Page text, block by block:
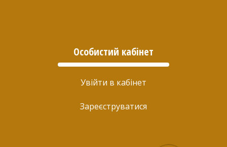
Особистий кабінет
Увійти в кабінет
Зареєструватися